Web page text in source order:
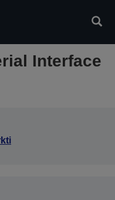
Interface